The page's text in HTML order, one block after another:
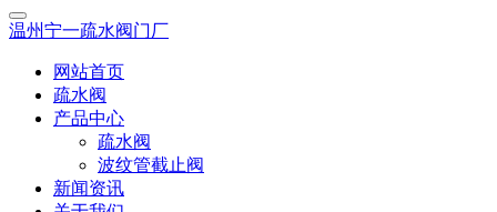
温州宁一疏水阀门厂
网站首页
疏水阀
产品中心
疏水阀
波纹管截止阀
新闻资讯